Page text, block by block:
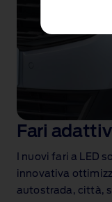
Fari
I nuovi fari a LED
innovativa
autostrada, città,